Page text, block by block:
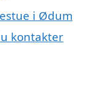
i Ødum
kontakter